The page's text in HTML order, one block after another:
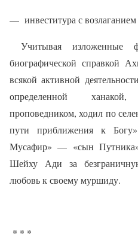
— инвеститура с
Учитывая изложенные
биографической справкой
всякой активной
определенной
проповедником, ходил по
пути приближения к
Мусафир» — «сын
Шейху Ади за
любовь к своему муршиду.
* * *